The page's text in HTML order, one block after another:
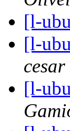
[l-
[l-
[l-